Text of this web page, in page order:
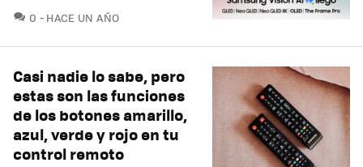
0 COMENTARIOS
HACE UN AÑO
Casi nadie lo sabe, pero
estas son las funciones
de los botones amarillo,
azul, verde y rojo en tu
control remoto